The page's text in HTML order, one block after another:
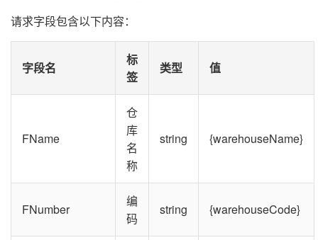
请求字段包含以下内容：
字段名
标
签
类型 值
FName
仓
库
名
称
string {warehouseName}
FNumber
编
码
string {warehouseCode}